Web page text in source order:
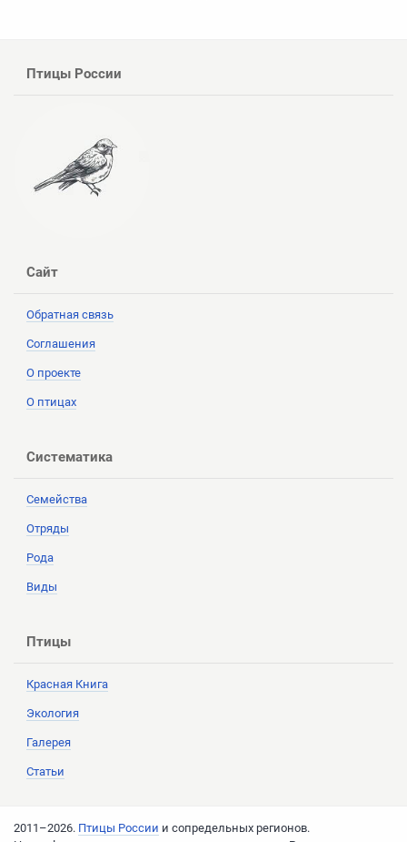
Птицы России
Сайт
Обратная связь
Соглашения
О проекте
О птицах
Систематика
Семейства
Отряды
Рода
Виды
Птицы
Красная Книга
Экология
Галерея
Статьи
2011–2026. Птицы России и сопредельных регионов.